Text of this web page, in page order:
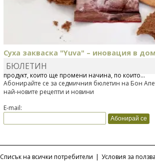
Суха закваска "Yuva" – иновация в
Отскоро Лесафр България стартира
продукт, който ще промени начина, по който...
БЮЛЕТИН
Абонирайте се за седмичния бюлетин на Бон
най-новите рецепти и новини
E-mail:
Списък на всички потребители | Условия за